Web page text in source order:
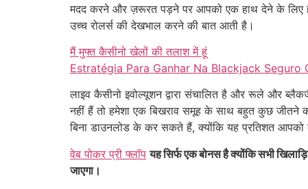
मदद करने और ज़रूरत पड़ने पर आपको एक हाथ देने के लिए
उच्च रोलर्स की देखभाल करने की बात आती है।
मैं मुफ्त कैसीनो खेलों की तलाश में हूं
Estratégia Para Ganhar Na Blackjack Seguro
लाइव कैसीनो इवोल्यूशन द्वारा संचालित है और रूले और
नहीं हैं तो हमेशा एक बिखराव समूह के साथ बहुत कुछ
बिना डाउनलोड के कर सकते हैं, क्योंकि यह प्रतिशत
वेब पोकर प्री फ्लॉप यह सिर्फ एक बोनस है क्योंकि सभी
जाएगा।